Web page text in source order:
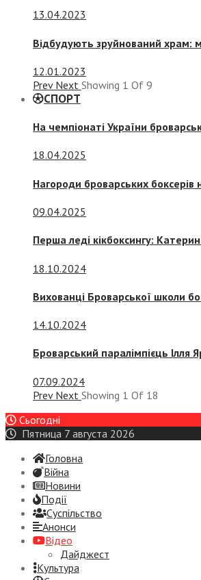
13.04.2023
Відбудують зруйнований храм:
12.01.2023
Prev Next Showing 1 Of 9
СПОРТ
На чемпіонаті України
18.04.2025
Нагороди броварських боксерів
09.04.2025
Перша леді кікбоксингу:
18.10.2024
Вихованці Броварської школи
14.10.2024
Броварський паралімпієць
07.09.2024
Prev Next Showing 1 Of 18
Сьогодні
Пятница 7 августа 2026
Головна
Війна
Новини
Події
Суспiльство
Анонси
Відео
Дайджест
Культура